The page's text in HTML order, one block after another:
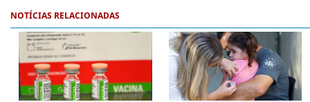
NOTÍCIAS RELACIONADAS